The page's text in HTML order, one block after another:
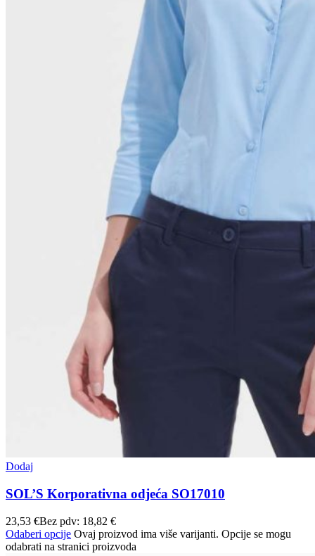
Dodaj
SOL’S Korporativna odjeća SO17010
23,53 €Bez pdv: 18,82 €
Odaberi opcije Ovaj proizvod ima više varijanti. Opcije se mogu
odabrati na stranici proizvoda